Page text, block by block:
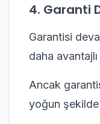
4. Garanti
Garantisi
daha
Ancak
yoğun şekilde